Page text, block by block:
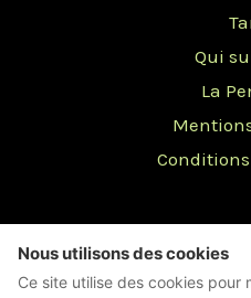
Qui
La
Nous utilisons des cookies
Ce site utilise des cookies pour